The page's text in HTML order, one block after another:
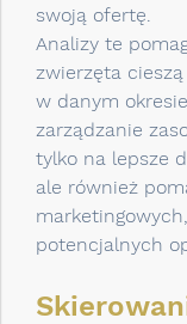
swoją ofertę.
Analizy te
zwierzęta
w danym
zarządzanie
tylko na lepsze
ale również
potencjalnych